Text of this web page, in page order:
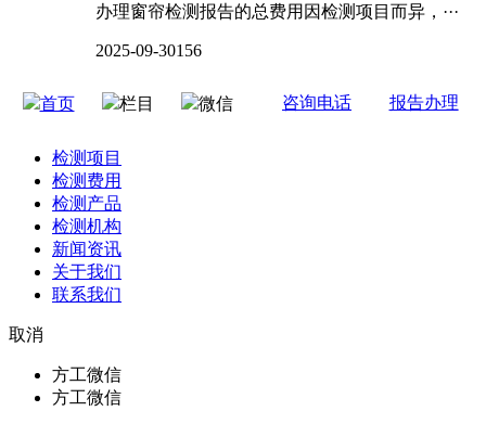
办理窗帘检测报告的总费用因检测项目而异，···
2025-09-30156
首页 栏目 微信 咨询电话 报告办理
检测项目
检测费用
检测产品
检测机构
新闻资讯
关于我们
联系我们
取消
方工微信
方工微信